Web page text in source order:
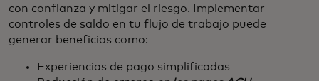
con confianza y mitigar el riesgo. Implementar
controles de saldo en tu flujo de trabajo puede
generar beneficios como:
Experiencias de pago simplificadas